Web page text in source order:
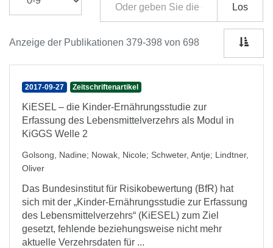
Los
Anzeige der Publikationen 379-398 von 698
2017-09-27 Zeitschriftenartikel
KiESEL – die Kinder-Ernährungsstudie zur
Erfassung des Lebensmittelverzehrs als Modul in
KiGGS Welle 2
Golsong, Nadine; Nowak, Nicole; Schweter, Antje; Lindtner,
Oliver
Das Bundesinstitut für Risikobewertung (BfR) hat
sich mit der „Kinder-Ernährungsstudie zur Erfassung
des Lebensmittelverzehrs“ (KiESEL) zum Ziel
gesetzt, fehlende beziehungsweise nicht mehr
aktuelle Verzehrsdaten für ...